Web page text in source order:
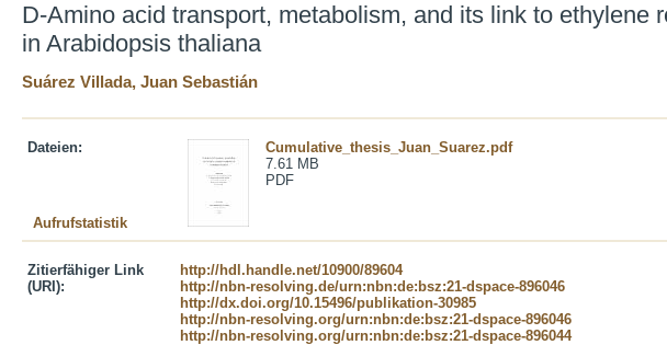
D-Amino acid transport, metabolism, and its link to ethylene
in Arabidopsis thaliana
Suárez Villada, Juan Sebastián
Dateien:
Cumulative_thesis_Juan_Suarez.pdf
7.61 MB
PDF
Aufrufstatistik
Zitierfähiger Link
(URI):
http://hdl.handle.net/10900/89604
http://nbn-resolving.de/urn:nbn:de:bsz:21-dspace-896046
http://dx.doi.org/10.15496/publikation-30985
http://nbn-resolving.org/urn:nbn:de:bsz:21-dspace-896046
http://nbn-resolving.org/urn:nbn:de:bsz:21-dspace-896044